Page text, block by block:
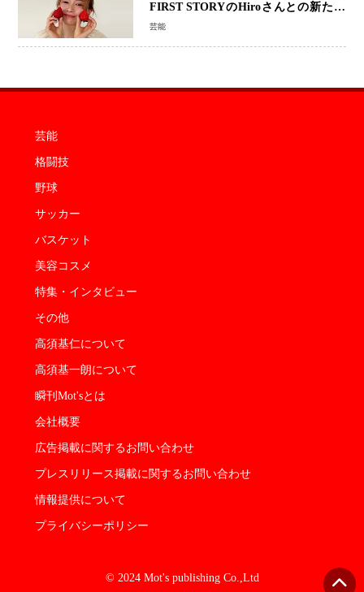
FIRST STORYのHiroさんとの新たな
家族生活「母子ともに健康」
芸能
芸能
格闘技
野球
サッカー
バスケット
美容コスメ
特集・インタビュー
その他
高須基仁について
高須基一朗について
瞬刊Mot'sとは
会社概要
広告掲載に関するお問い合わせ
プレスリリース掲載に関するお問い合わせ
情報提供について
プライバシーポリシー
© 2024 Mot's publishing Co.,Ltd